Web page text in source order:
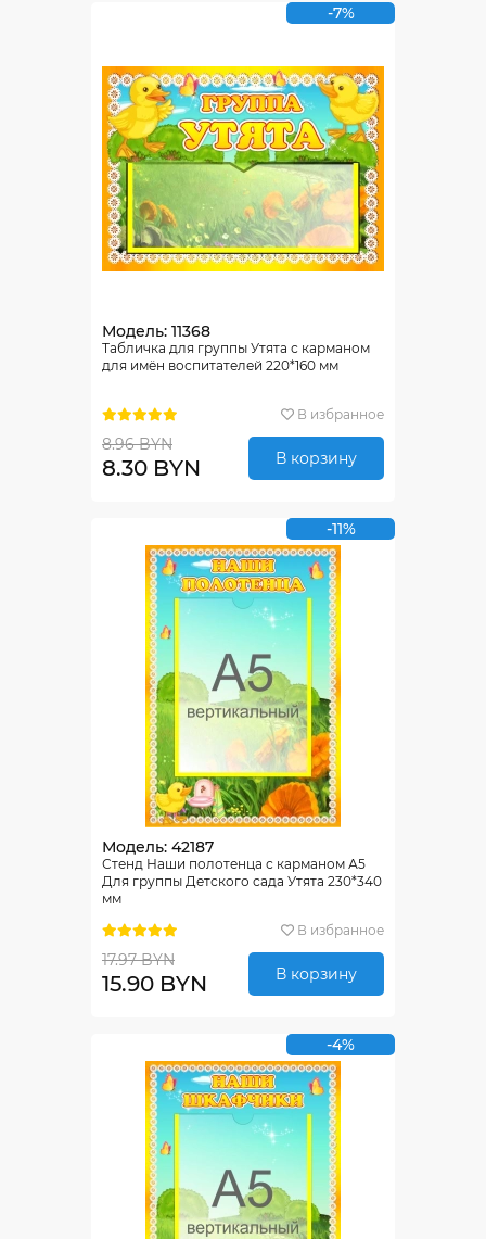
-7%
Модель: 11368
Табличка для группы Утята с карманом
для имён воспитателей 220*160 мм
В избранное
8.96 BYN
8.30 BYN В корзину
-11%
Модель: 42187
Стенд Наши полотенца с карманом А5
Для группы Детского сада Утята 230*340
мм
В избранное
17.97 BYN
15.90 BYN В корзину
-4%